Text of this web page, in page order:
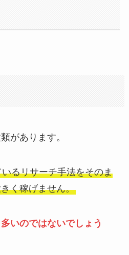
があります。
るリサーチ手法をそのま
く稼げません。
いのではないでしょう